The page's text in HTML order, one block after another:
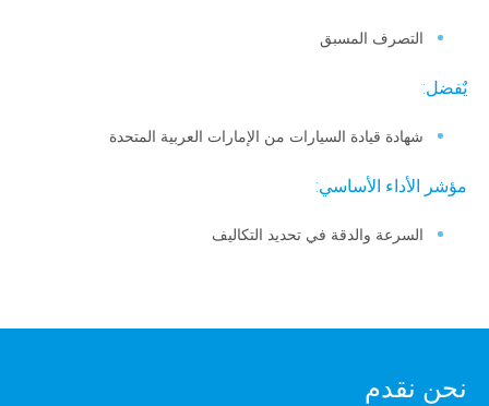
التصرف المسبق
يٌفضل:
شهادة قيادة السيارات من الإمارات العربية المتحدة
مؤشر الأداء الأساسي:
السرعة والدقة في تحديد التكاليف
نحن نقدم